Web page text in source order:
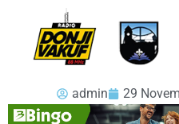
admin 29